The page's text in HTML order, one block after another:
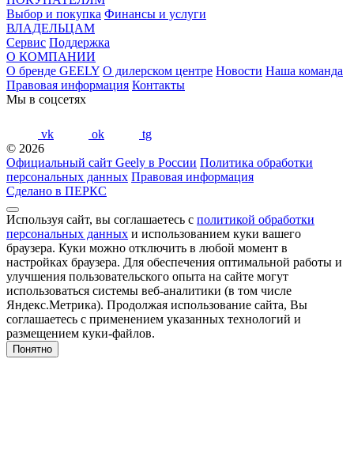
Выбор и покупка Финансы и услуги
ВЛАДЕЛЬЦАМ
Сервис Поддержка
О КОМПАНИИ
О бренде GEELY О дилерском центре Новости Наша команда
Правовая информация Контакты
Мы в соцсетях
vk ok
tg
© 2026
Официальный сайт Geely в России Политика обработки
персональных данных Правовая информация
Сделано в ПЕРКС
Используя сайт, вы соглашаетесь с политикой обработки
персональных данных и использованием куки вашего
браузера. Куки можно отключить в любой момент в
настройках браузера. Для обеспечения оптимальной работы и
улучшения пользовательского опыта на сайте могут
использоваться системы веб-аналитики (в том числе
Яндекс.Метрика). Продолжая использование сайта, Вы
соглашаетесь с применением указанных технологий и
размещением куки-файлов.
Понятно